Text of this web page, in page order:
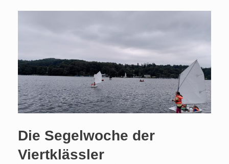
Die Segelwoche der
Viertklässler